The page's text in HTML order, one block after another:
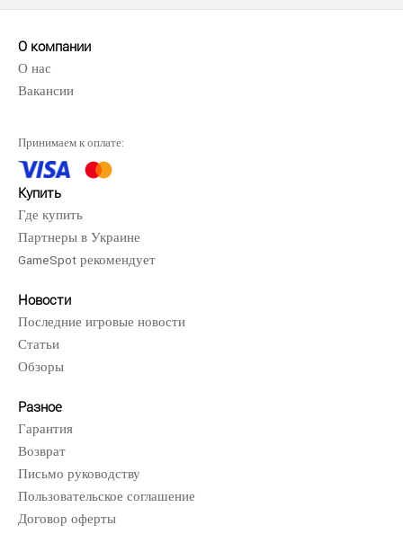
О компании
О нас
Вакансии
Принимаем к оплате:
Купить
Где купить
Партнеры в Украине
GameSpot рекомендует
Новости
Последние игровые новости
Статьи
Обзоры
Разное
Гарантия
Возврат
Письмо руководству
Пользовательское соглашение
Договор оферты